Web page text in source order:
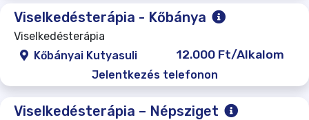
Viselkedésterápia - Kőbánya
Viselkedésterápia
Kőbányai Kutyasuli
12.000 Ft/Alkalom
Jelentkezés telefonon
Viselkedésterápia – Népsziget